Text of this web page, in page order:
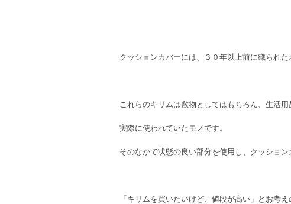
クッションカバーには、３０年以上前に織られた
これらのキリムは敷物としてはもちろん、生活
実際に使われていたモノです。
そのなかで状態の良い部分を使用し、クッション
「キリムを買いたいけど、値段が高い」とお考え